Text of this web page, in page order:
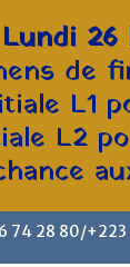
74 28 80/
26
de
L1
L2